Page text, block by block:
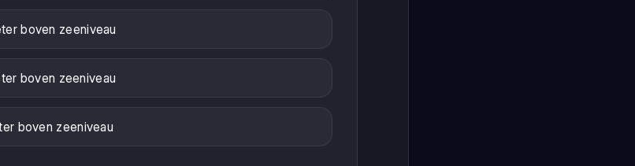
boven zeeniveau
boven zeeniveau
boven zeeniveau